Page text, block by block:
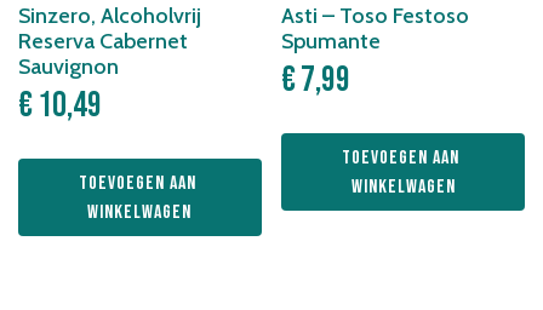
Sinzero, Alcoholvrij
Reserva Cabernet
Sauvignon
€10,49
Toevoegen aan
winkelwagen
Asti – Toso Festoso
Spumante
€7,99
Toevoegen aan
winkelwagen